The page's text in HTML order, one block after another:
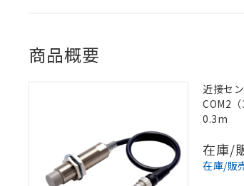
商品概要
近接セ
COM2
0.3m
在庫/
在庫/販